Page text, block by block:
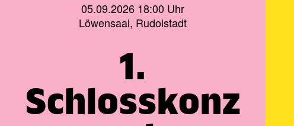
05.09.2026 18:00 Uhr
Löwensaal, Rudolstadt
1.
Schlosskonz